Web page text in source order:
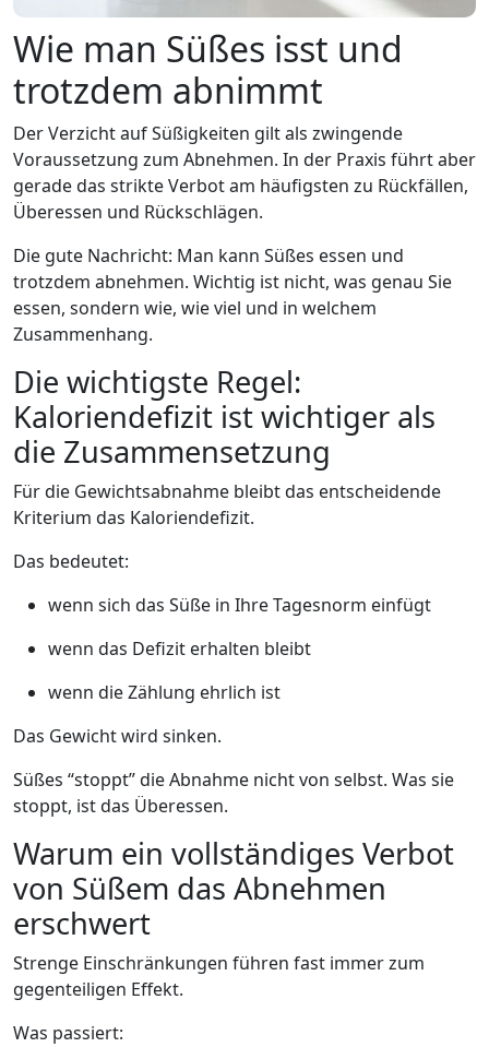
Wie man Süßes isst und
trotzdem abnimmt
Der Verzicht auf Süßigkeiten gilt als zwingende
Voraussetzung zum Abnehmen. In der Praxis führt aber
gerade das strikte Verbot am häufigsten zu Rückfällen,
Überessen und Rückschlägen.
Die gute Nachricht: Man kann Süßes essen und
trotzdem abnehmen. Wichtig ist nicht, was genau Sie
essen, sondern wie, wie viel und in welchem
Zusammenhang.
Die wichtigste Regel:
Kaloriendefizit ist wichtiger als
die Zusammensetzung
Für die Gewichtsabnahme bleibt das entscheidende
Kriterium das Kaloriendefizit.
Das bedeutet:
wenn sich das Süße in Ihre Tagesnorm einfügt
wenn das Defizit erhalten bleibt
wenn die Zählung ehrlich ist
Das Gewicht wird sinken.
Süßes “stoppt” die Abnahme nicht von selbst. Was sie
stoppt, ist das Überessen.
Warum ein vollständiges Verbot
von Süßem das Abnehmen
erschwert
Strenge Einschränkungen führen fast immer zum
gegenteiligen Effekt.
Was passiert: